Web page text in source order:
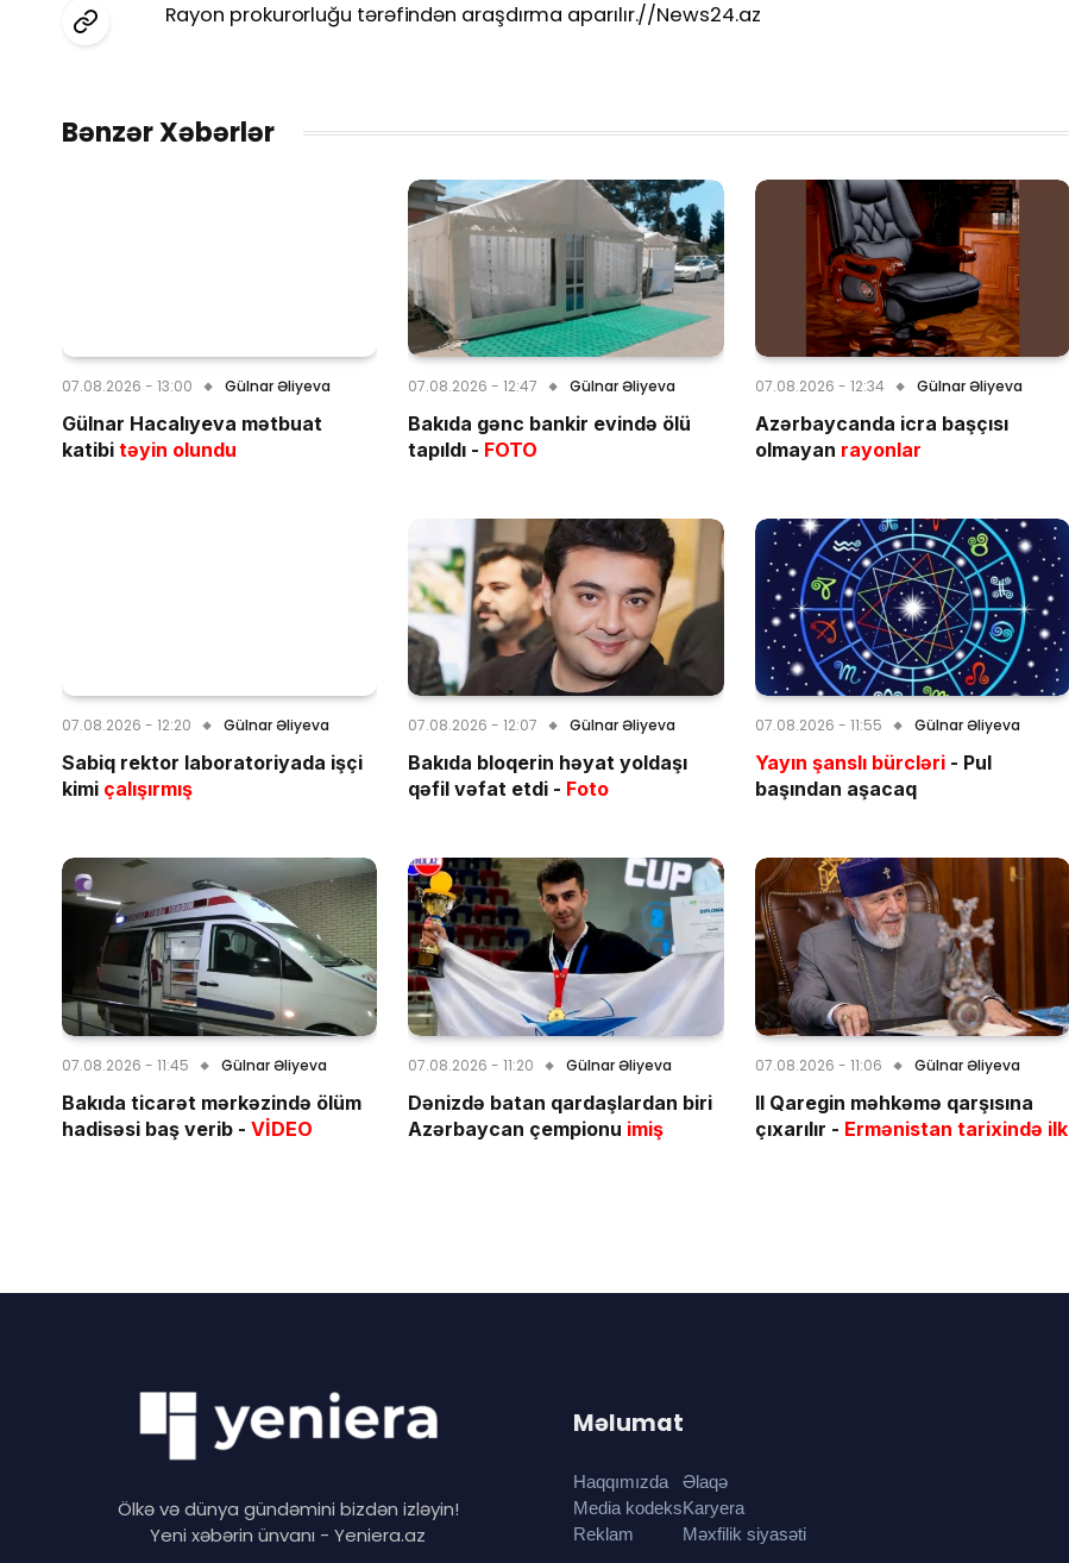
Rayon prokurorluğu tərəfindən araşdırma aparılır.//News24.az
Bənzər Xəbərlər
07.08.2026 - 13:00 Gülnar Əliyeva
Gülnar Hacalıyeva mətbuat
katibi təyin olundu
07.08.2026 - 12:47 Gülnar Əliyeva
Bakıda gənc bankir evində ölü
tapıldı - FOTO
07.08.2026 - 12:34 Gülnar Əliyeva
Azərbaycanda icra başçısı
olmayan rayonlar
07.08.2026 - 12:20 Gülnar Əliyeva
Sabiq rektor laboratoriyada işçi
kimi çalışırmış
07.08.2026 - 12:07 Gülnar Əliyeva
Bakıda bloqerin həyat yoldaşı
qəfil vəfat etdi - Foto
07.08.2026 - 11:55 Gülnar Əliyeva
Yayın şanslı bürcləri- Pul
başından aşacaq
07.08.2026 - 11:45 Gülnar Əliyeva
Bakıda ticarət mərkəzində ölüm
hadisəsi baş verib - VİDEO
07.08.2026 - 11:20 Gülnar Əliyeva
Dənizdə batan qardaşlardan biri
Azərbaycan çempionu imiş
07.08.2026 - 11:06 Gülnar Əliyeva
II Qaregin məhkəmə qarşısına
çıxarılır - Ermənistan tarixində ilk
Ölkə və dünya gündəmini bizdən izləyin!
Yeni xəbərin ünvanı - Yeniera.az
Məlumat
Haqqımızda
Media kodeks
Reklam
Əlaqə
Karyera
Məxfilik siyasəti